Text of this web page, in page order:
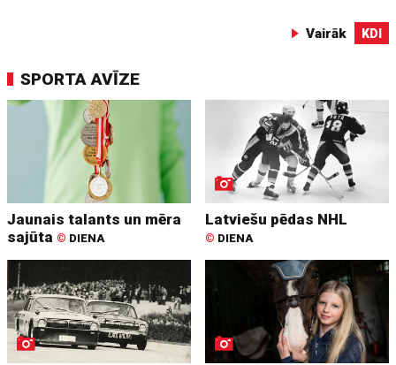
Vairāk KDI
SPORTA AVĪZE
Jaunais talants un mēra
sajūta © DIENA
Latviešu pēdas NHL
© DIENA